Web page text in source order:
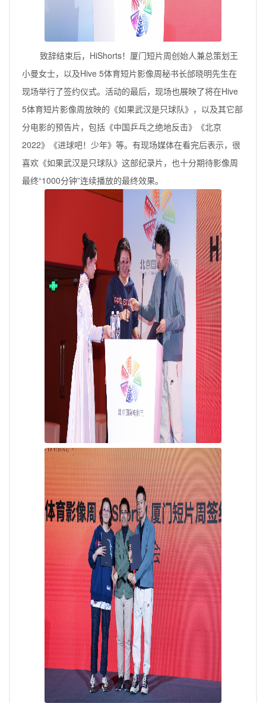
致辞结束后，HiShorts！厦门短片周创始人兼总策划王
小曼女士，以及Hive 5体育短片影像周秘书长邰晓明先生在
现场举行了签约仪式。活动的最后，现场也展映了将在Hive
5体育短片影像周放映的《如果武汉是只球队》，以及其它部
分电影的预告片，包括《中国乒乓之绝地反击》《北京
2022》《进球吧！少年》等。有现场媒体在看完后表示，很
喜欢《如果武汉是只球队》这部纪录片，也十分期待影像周
最终“1000分钟”连续播放的最终效果。